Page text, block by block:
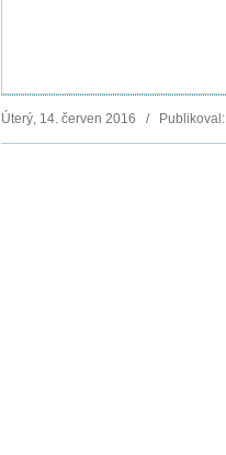
Úterý, 14. červen 2016 / Publikoval: